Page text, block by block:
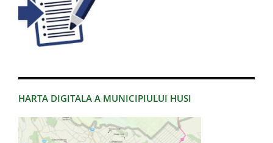
HARTA DIGITALA A MUNICIPIULUI HUSI